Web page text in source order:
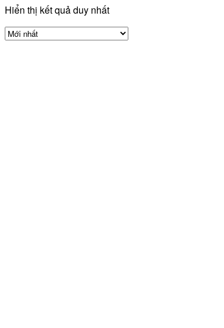
Hiển thị kết quả duy nhất